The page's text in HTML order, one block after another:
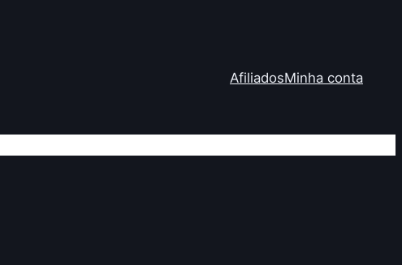
AfiliadosMinha conta